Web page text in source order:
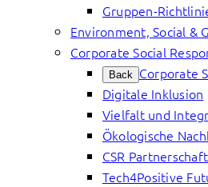
Gruppen-
Environment, Social &
Corporate Social
Back Corporate
Digitale Inklusion
Vielfalt und
Ökologische
CSR
Tech4Positive